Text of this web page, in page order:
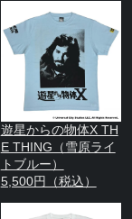
遊星からの物体X TH
E THING（雪原ライ
トブルー）
5,500円（税込）